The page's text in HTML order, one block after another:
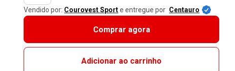
Vendido por: Courovest Sporte entregue por Centauro
Comprar agora
Adicionar ao carrinho